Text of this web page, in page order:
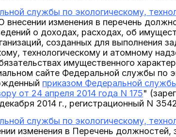
службы по экологическому,
внесении изменения в перечень
о доходах, расходах, об
созданных для выполнения
технологическому и атомному
имущественного
сайте Федеральной службы по
приказом Федеральной
от 24 апреля 2014 года N 175"
2014 г., регистрационный N
службы по экологическому,
изменения в Перечень